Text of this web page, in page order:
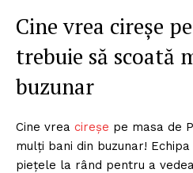
Cine vrea cireşe
trebuie să scoată
buzunar
Cine vrea cireşe pe masa de
mulţi bani din buzunar!
pieţele la rând pentru a